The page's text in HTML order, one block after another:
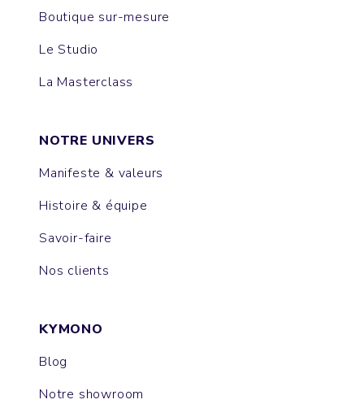
Boutique sur-mesure
Le Studio
La Masterclass
NOTRE UNIVERS
Manifeste & valeurs
Histoire & équipe
Savoir-faire
Nos clients
KYMONO
Blog
Notre showroom